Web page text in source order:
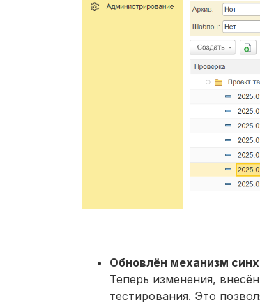
Обновлён механизм
Теперь изменения,
тестирования. Это